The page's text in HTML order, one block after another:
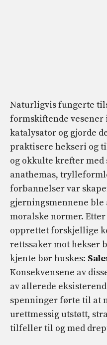
Naturligvis fungerte
formskiftende
katalysator og gjorde
praktisere hekseri og
og okkulte krefter med
anathemas,
forbannelser var
gjerningsmennene
moralske normer.
opprettet forskjellige
rettssaker mot hekser
kjente bør huskes:
Konsekvensene av
av allerede
spenninger førte til at
urettmessig utstøtt,
tilfeller til og med